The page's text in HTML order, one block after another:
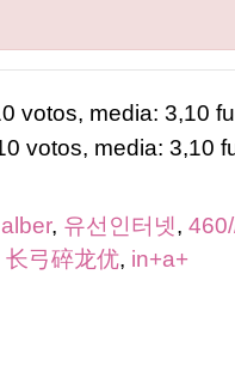
alber, 유선인터넷,
长弓碎龙优, in+a+